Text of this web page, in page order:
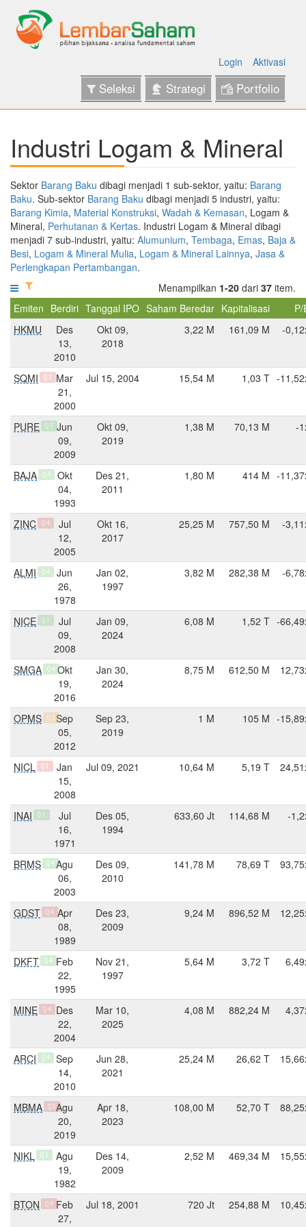
Login Aktivasi
Seleksi Strategi Portfolio
Industri Logam & Mineral
Sektor Barang Baku dibagi menjadi 1 sub-sektor, yaitu: Barang
Baku. Sub-sektor Barang Baku dibagi menjadi 5 industri, yaitu:
Barang Kimia, Material Konstruksi, Wadah & Kemasan, Logam &
Mineral, Perhutanan & Kertas. Industri Logam & Mineral dibagi
menjadi 7 sub-industri, yaitu: Alumunium, Tembaga, Emas, Baja &
Besi, Logam & Mineral Mulia, Logam & Mineral Lainnya, Jasa &
Perlengkapan Pertambangan.
Menampilkan 1-20 dari 37 item.
Emiten Berdiri Tanggal IPO Saham Beredar Kapitalisasi
P/
HKMU
Des
13,
2010
Okt 09,
2018
3,22 M 161,09 M -
SQMI Q3
Mar
21,
2000
Jul 15, 2004 15,54 M 1,03 T -
PURE Q3 Jun
09,
2009
Okt 09,
2019
1,38 M 70,13 M -
BAJA Q4
Okt
04,
1993
Des 21,
2011
1,80 M 414 M -
ZINC Q4
Jul
12,
2005
Okt 16,
2017
25,25 M 757,50 M -
ALMI Q4
Jun
26,
1978
Jan 02,
1997
3,82 M 282,38 M -
NICE Q1
Jul
09,
2008
Jan 09,
2024
6,08 M 1,52 T -
SMGA Q4 Okt
19,
2016
Jan 30,
2024
8,75 M 612,50 M
OPMS Q1 Sep
05,
2012
Sep 23,
2019
1 M 105 M -
NICL Q1
Jan
15,
2008
Jul 09, 2021 10,64 M 5,19 T
INAI Q1
Jul
16,
1971
Des 05,
1994
633,60 Jt 114,68 M -
BRMS Q4Agu
06,
2003
Des 09,
2010
141,78 M 78,69 T
GDST Q4 Apr
08,
1989
Des 23,
2009
9,24 M 896,52 M
DKFT Q4 Feb
22,
1995
Nov 21,
1997
5,64 M 3,72 T
MINE Q4
Des
22,
2004
Mar 10,
2025
4,08 M 882,24 M
ARCI Q4
Sep
14,
2010
Jun 28,
2021
25,24 M 26,62 T
MBMA Q3Agu
20,
2019
Apr 18,
2023
108,00 M 52,70 T
NIKL Q1
Agu
19,
1982
Des 14,
2009
2,52 M 469,34 M
BTON Q4 Feb
27,
Jul 18, 2001 720 Jt 254,88 M